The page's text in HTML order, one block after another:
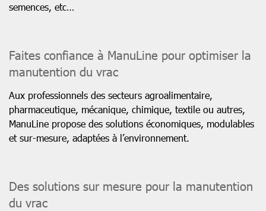
semences, etc…
Faites confiance à ManuLine pour optimiser la
manutention du vrac
Aux professionnels des secteurs agroalimentaire,
pharmaceutique, mécanique, chimique, textile ou autres,
ManuLine propose des solutions économiques, modulables
et sur-mesure, adaptées à l’environnement.
Des solutions sur mesure pour la manutention
du vrac